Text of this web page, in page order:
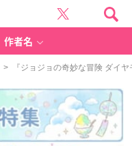
作者名
> 『ジョジョの奇妙な冒険 ダイヤ